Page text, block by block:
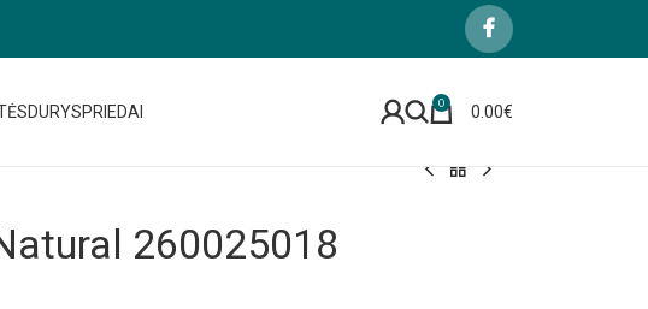
DURYSPRIEDAI 0 0.00€
260025018